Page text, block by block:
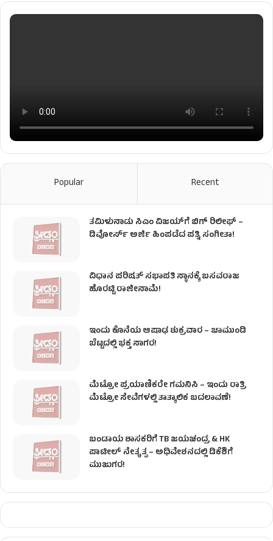
Popular Recent
ತಮಿಳುನಾಡು ಸಿಎಂ ವಿಜಯ್‌ಗೆ ಬಿಗ್ ರಿಲೀಫ್ –
ಡಿವೋರ್ಸ್ ಅರ್ಜಿ ಹಿಂಪಡೆದ ಪತ್ನಿ ಸಂಗೀತಾ!
ವಿಧಾನ ಪರಿಷತ್ ಸಭಾಪತಿ ಸ್ಥಾನಕ್ಕೆ ಬಸವರಾಜ
ಹೊರಟ್ಟಿ ರಾಜೀನಾಮೆ!
ಇಂದು ಕೊನೆಯ ಆಷಾಢ ಶುಕ್ರವಾರ – ಚಾಮುಂಡಿ
ಬೆಟ್ಟದಲ್ಲಿ ಭಕ್ತ ಸಾಗರ!
ಮೆಟ್ರೋ ಪ್ರಯಾಣಿಕರೇ ಗಮನಿಸಿ – ಇಂದು ರಾತ್ರಿ
ಮೆಟ್ರೋ ಸೇವೆಗಳಲ್ಲಿ ತಾತ್ಕಾಲಿಕ ಬದಲಾವಣೆ!
ಬಂಡಾಯ ಶಾಸಕರಿಗೆ TB ಜಯಚಂದ್ರ & HK
ಪಾಟೀಲ್ ನೇತೃತ್ವ – ಅಧಿವೇಶನದಲ್ಲಿ ಡಿಕೆಶಿಗೆ
ಮುಜುಗರ!